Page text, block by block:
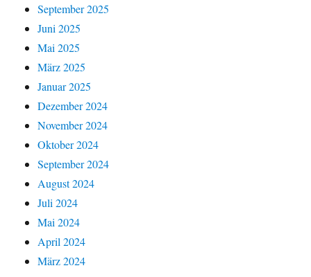
September 2025
Juni 2025
Mai 2025
März 2025
Januar 2025
Dezember 2024
November 2024
Oktober 2024
September 2024
August 2024
Juli 2024
Mai 2024
April 2024
März 2024